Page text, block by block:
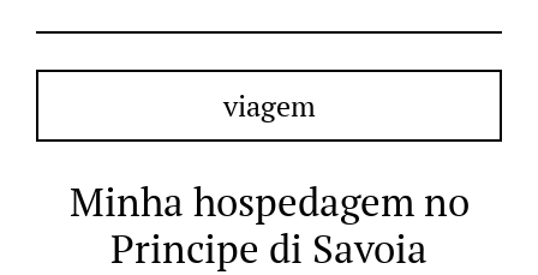
viagem
Minha hospedagem no
Principe di Savoia